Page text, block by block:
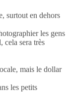
surtout en dehors
les gens
cela sera très
mais le dollar
les petits